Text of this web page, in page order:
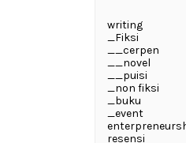
writing
_Fiksi
__cerpen
__novel
__puisi
_non fiksi
_buku
_event
resensi